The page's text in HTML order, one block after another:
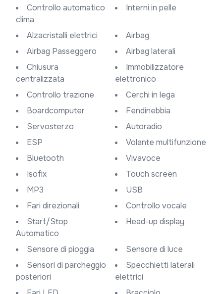
Controllo automatico
clima
Interni in pelle
Alzacristalli elettrici
Airbag
Airbag Passeggero
Airbag laterali
Chiusura
centralizzata
Immobilizzatore
elettronico
Controllo trazione
Cerchi in lega
Boardcomputer
Fendinebbia
Servosterzo
Autoradio
ESP
Volante multifunzione
Bluetooth
Vivavoce
Isofix
Touch screen
MP3
USB
Fari direzionali
Controllo vocale
Start/Stop
Automatico
Head-up display
Sensore di pioggia
Sensore di luce
Sensori di parcheggio
posteriori
Specchietti laterali
elettrici